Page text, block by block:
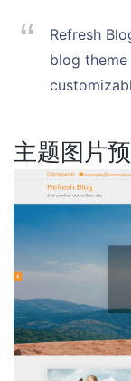
Refresh
blog
主题图片